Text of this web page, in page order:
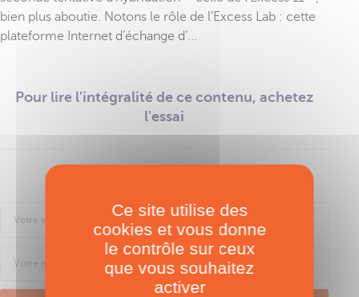
bien plus aboutie. Notons le rôle de l’Excess Lab : cette
plateforme Internet d’échange d’...
Pour lire l'intégralité de ce contenu, achetez
l'essai
Ce site utilise des
cookies et vous donne
le contrôle sur ceux
que vous souhaitez
activer